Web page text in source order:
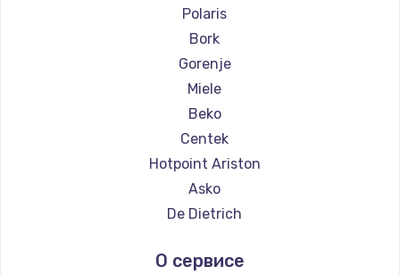
Ремонт кофемашин Astoria
Ремонт кофемашин JVC
Ремонт кофемашин Ariston
Ремонт кофемашин Grundig
Ремонт кофемашин ROCKET MOZZAFIATO
Ремонт кофемашин Vivitek
Ремонт кофемашин Thomson
Ремонт кофемашин Hisense
Ремонт кофемашин DELTA
Ремонт кофемашин Kyvol
Polaris
Bork
Gorenje
Miele
Beko
Centek
Hotpoint Ariston
Asko
De Dietrich
Ascaso
О сервисе